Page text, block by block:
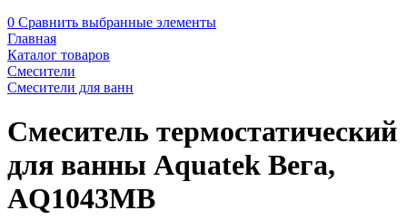
0 Сравнить выбранные элементы
Главная
Каталог товаров
Смесители
Смесители для ванн
Смеситель термостатический
для ванны Aquatek Вега,
AQ1043MB